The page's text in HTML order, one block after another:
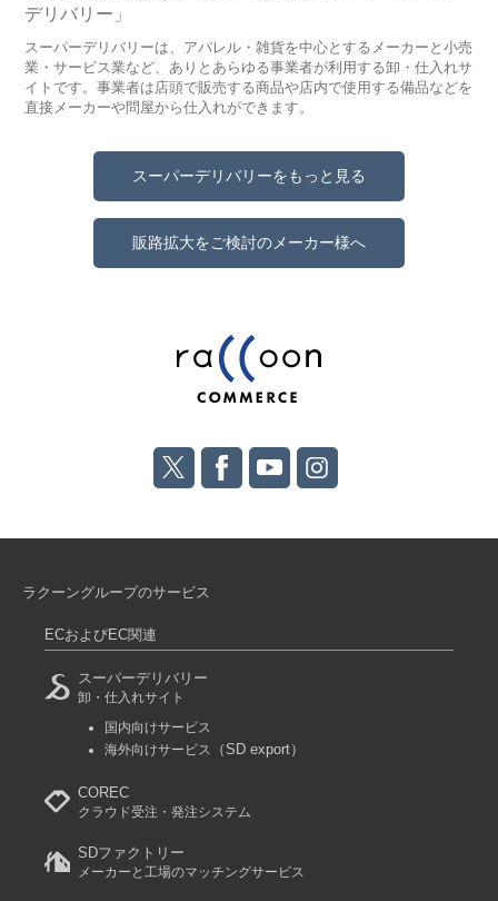
デリバリー」
スーパーデリバリーは、アパレル・雑貨を中心とするメーカーと小売
業・サービス業など、ありとあらゆる事業者が利用する卸・仕入れサ
イトです。事業者は店頭で販売する商品や店内で使用する備品などを
直接メーカーや問屋から仕入れができます。
スーパーデリバリーをもっと見る
販路拡大をご検討のメーカー様へ
ラクーングループのサービス
ECおよびEC関連
スーパーデリバリー
卸・仕入れサイト
国内向けサービス
海外向けサービス
（SD export）
COREC
クラウド受注・発注システム
SDファクトリー
メーカーと工場のマッチングサービス